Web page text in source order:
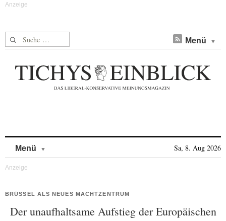
Suche nach: Menü
Menü Sa, 8. Aug 2026
BRÜSSEL ALS NEUES MACHTZENTRUM
Der unaufhaltsame Aufstieg der Europäischen